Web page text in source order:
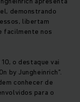
demonstrando
libertam
facilmente nos
o destaque vai
by Jungheinrich”.
conhecer de
para o